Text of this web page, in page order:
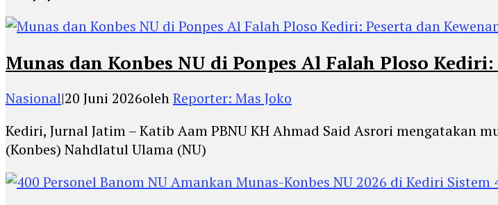
Munas dan Konbes NU di Ponpes Al Falah Ploso
Nasional|20 Juni 2026olehReporter: Mas Joko
Kediri, Jurnal Jatim – Katib Aam PBNU KH Ahmad Said Asrori mengatakan
(Konbes) Nahdlatul Ulama (NU)